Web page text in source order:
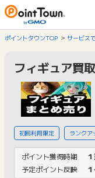
ポイントタウンTOP サービス
フィギュア買
初回利用限定 ランクア
ポイント獲得時期
予定ポイント反映